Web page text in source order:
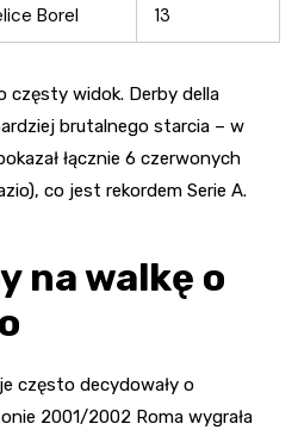
Borel 13
częsty widok. Derby della
brutalnego starcia – w
łącznie 6 czerwonych
co jest rekordem Serie A.
na walkę o
często decydowały o
2001/2002 Roma wygrała